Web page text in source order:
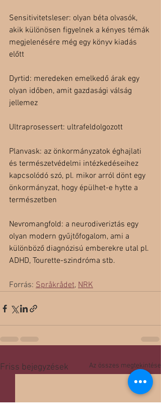
Sensitivitetsleser: olyan béta olvasók,
akik különösen figyelnek a kényes témák
megjelenésére még egy könyv kiadás
előtt
Dyrtid: meredeken emelkedő árak egy
olyan időben, amit gazdasági válság
jellemez
Ultraprosessert: ultrafeldolgozott
Planvask: az önkormányzatok éghajlati
és természetvédelmi intézkedéseihez
kapcsolódó szó, pl. mikor arról dönt egy
önkormányzat, hogy épülhet-e hytte a
természetben
Nevromangfold: a neurodiveriztás egy
olyan modern gyűjtőfogalom, ami a
különböző diagnózisú emberekre utal pl.
ADHD, Tourette-szindróma stb.
Forrás: Språkrådet, NRK
Friss bejegyzések Az összes megtekintése